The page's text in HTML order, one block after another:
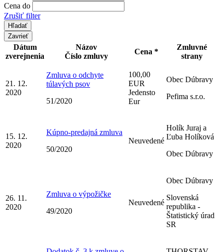
Cena do
Zrušiť filter
Zavrieť
Dátum
zverejnenia
Názov
Číslo zmluvy
Cena *
Zmluvné
strany
21. 12.
2020
Zmluva o odchyte
túlavých psov
51/2020
100,00
EUR
Jedensto
Eur
Obec Dúbravy
Pefima s.r.o.
15. 12.
2020
Kúpno-predajná zmluva
50/2020
Neuvedené
Holík Juraj a
Ľuba Holíková
Obec Dúbravy
26. 11.
2020
Zmluva o výpožičke
49/2020
Neuvedené
Obec Dúbravy
Slovenská
republika -
Štatistický úrad
SR